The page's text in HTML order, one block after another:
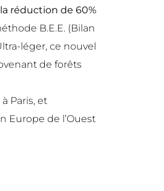
réduction de 60%
B.E.E. (Bilan
léger, ce nouvel
de forêts
Paris, et
Europe de l’Ouest